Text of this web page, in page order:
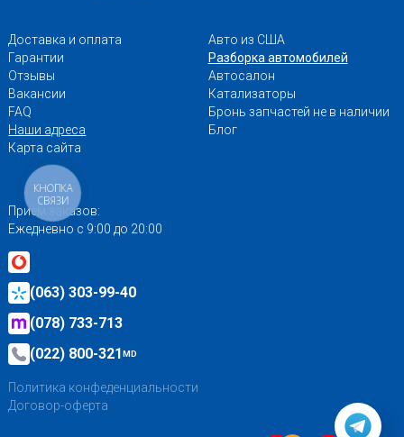
Доставка и оплата
Гарантии
Отзывы
Вакансии
FAQ
Наши адреса
Карта сайта
Авто из США
Разборка автомобилей
Автосалон
Катализаторы
Бронь запчастей не в наличии
Блог
Приём заказов:
Ежедневно с 9:00 до 20:00
(063) 303-99-40
(078) 733-713
(022) 800-321MD
Политика конфеденциальности
Договор-оферта
КНОПКА
СВЯЗИ